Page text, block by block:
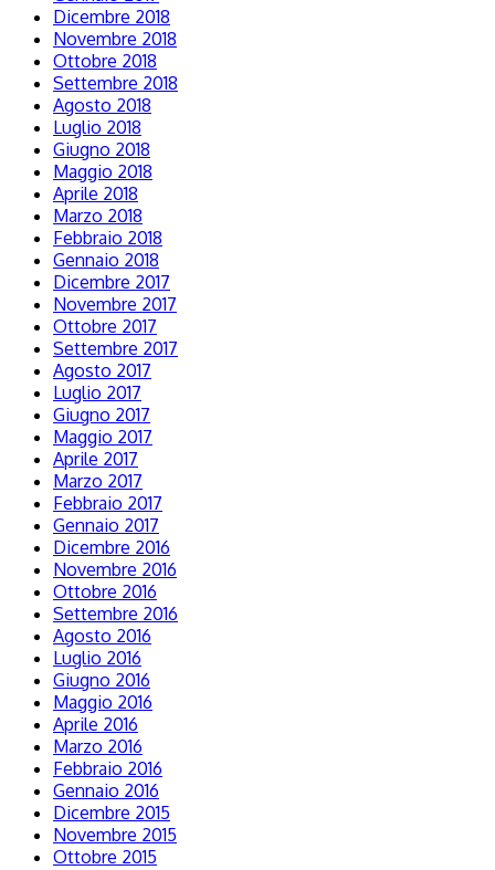
Dicembre 2018
Novembre 2018
Ottobre 2018
Settembre 2018
Agosto 2018
Luglio 2018
Giugno 2018
Maggio 2018
Aprile 2018
Marzo 2018
Febbraio 2018
Gennaio 2018
Dicembre 2017
Novembre 2017
Ottobre 2017
Settembre 2017
Agosto 2017
Luglio 2017
Giugno 2017
Maggio 2017
Aprile 2017
Marzo 2017
Febbraio 2017
Gennaio 2017
Dicembre 2016
Novembre 2016
Ottobre 2016
Settembre 2016
Agosto 2016
Luglio 2016
Giugno 2016
Maggio 2016
Aprile 2016
Marzo 2016
Febbraio 2016
Gennaio 2016
Dicembre 2015
Novembre 2015
Ottobre 2015